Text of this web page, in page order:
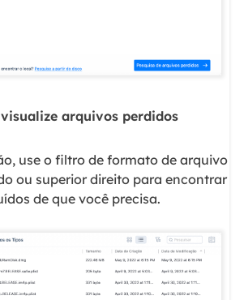
arquivos perdidos
use o filtro de formato de arquivo
ou superior direito para encontrar
de que você precisa.